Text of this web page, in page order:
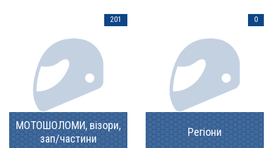
МОТОШОЛОМИ, візори,
зап/частини
201
Регіони
0